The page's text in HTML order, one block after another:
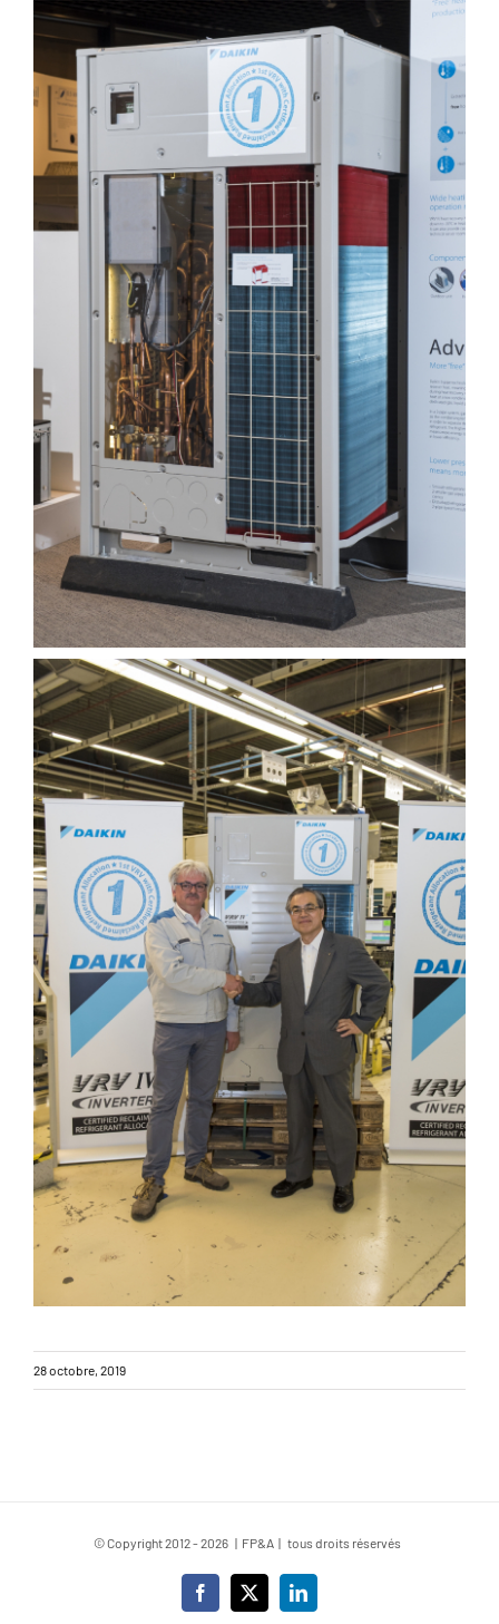
28 octobre, 2019
© Copyright 2012 -2026 | FP&A | tous droits réservés
Facebook
X LinkedIn